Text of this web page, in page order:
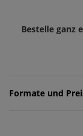
Bestelle ganz
Formate und